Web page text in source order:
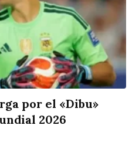
por el «Dibu»
2026